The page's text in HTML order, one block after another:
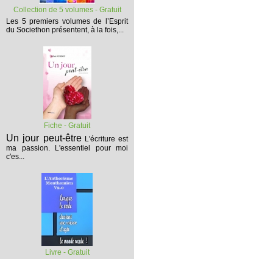
Collection de 5 volumes - Gratuit
Les 5 premiers volumesde l’Esprit
du Societhon présentent, à la fois,...
Fiche - Gratuit
Un jour peut-être L'écriture est
ma passion. L'essentiel pour moi
c'es...
Livre - Gratuit